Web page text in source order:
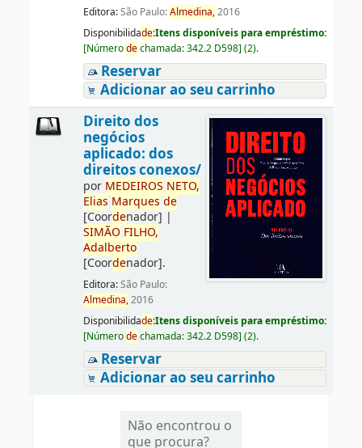
Editora:São Paulo:Almedina,2016
Disponibilidade:Itens disponíveis para empréstimo:
[Númerodechamada:342.2 D598] (2).
Reservar
Adicionar ao seu carrinho
Direito dos
negócios
aplicado: dos
direitos conexos/
por MEDEIROS NETO,
Elias Marques de
[Coordenador] |
SIMÃO FILHO,
Adalberto
[Coordenador].
Editora:São Paulo:
Almedina,2016
Disponibilidade:Itens disponíveis para empréstimo:
[Númerodechamada:342.2 D598] (2).
Reservar
Adicionar ao seu carrinho
Não encontrou o
que procura?